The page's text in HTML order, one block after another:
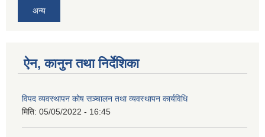
अन्य
ऐन, कानुन तथा निर्देशिका
विपद व्यवस्थापन कोष सञ्चालन तथा व्यवस्थापन कार्यविधि
मिति: 05/05/2022 - 16:45